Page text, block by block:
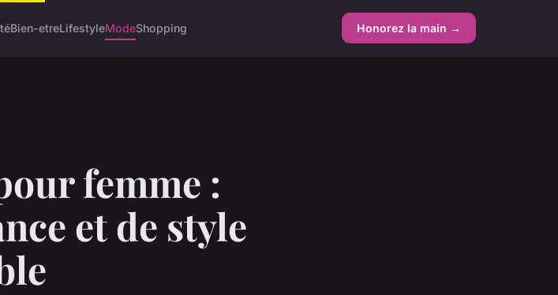
Bien-etreLifestyleModeShopping Honorez la main →
femme :
et de style